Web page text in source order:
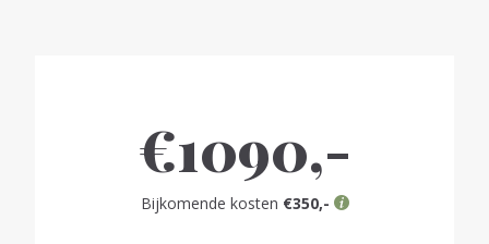
€1090,-
Bijkomende kosten €350,-